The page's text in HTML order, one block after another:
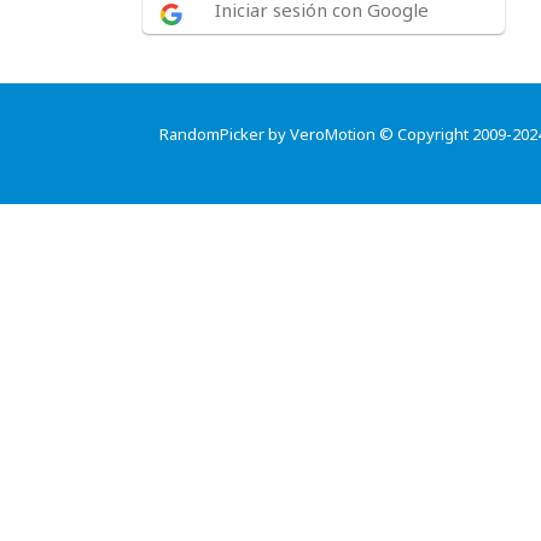
Iniciar sesión con Google
RandomPicker by VeroMotion © Copyright 2009-